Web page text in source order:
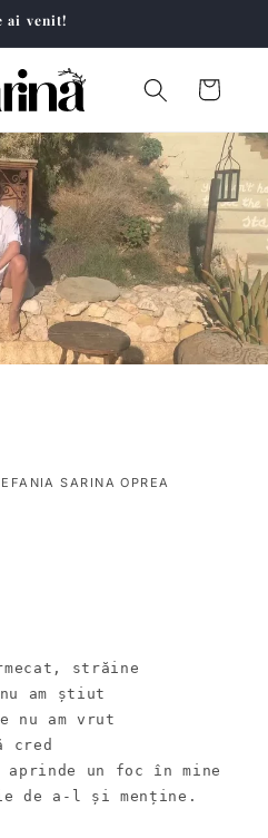
ai venit!
Coș
SARINA OPREA
străine
am știut
nu am vrut
cred
aprinde un foc în mine
de a-l și menține.